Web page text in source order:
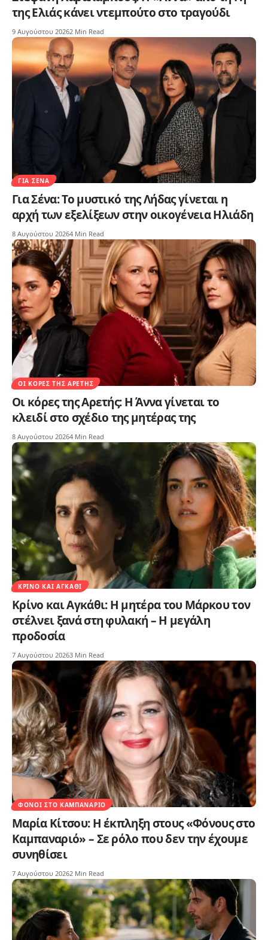
της Ελιάς κάνει ντεμπούτο στο τραγούδι
9 Αυγούστου 20262 Min Read
ΓΙΑ ΣΈΝΑ
Για Σένα: Το μυστικό της Λήδας γίνεται η
αρχή των εξελίξεων στην οικογένεια Ηλιάδη
8 Αυγούστου 20264 Min Read
ΟΙ ΚΌΡΕΣ ΤΗΣ ΑΡΕΤΉΣ
Οι κόρες της Αρετής: Η Άννα γίνεται το
κλειδί στο σχέδιο της μητέρας της
8 Αυγούστου 20264 Min Read
ΚΡΊΝΟ ΚΑΙ ΑΓΚΆΘΙ
Κρίνο και Αγκάθι: Η μητέρα του Μάρκου τον
στέλνει ξανά στη φυλακή – Η μεγάλη
προδοσία
7 Αυγούστου 20263 Min Read
ΦΌΝΟΙ ΣΤΟ ΚΑΜΠΑΝΑΡΙΌ
Μαρία Κίτσου: Η έκπληξη στους «Φόνους στο
Καμπαναριό» – Σε ρόλο που δεν την έχουμε
συνηθίσει
7 Αυγούστου 20262 Min Read